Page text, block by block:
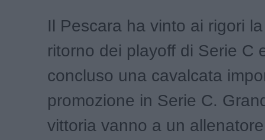
Il Pescara ha vinto ai rigori
ritorno dei playoff di Serie C
concluso una cavalcata
promozione in Serie C.
vittoria vanno a un